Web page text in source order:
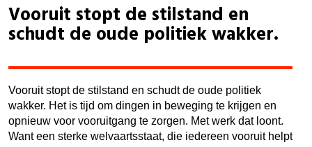
Vooruit stopt de stilstand en
schudt de oude politiek wakker.
Vooruit stopt de stilstand en schudt de oude politiek
wakker. Het is tijd om dingen in beweging te krijgen en
opnieuw voor vooruitgang te zorgen. Met werk dat loont.
Want een sterke welvaartsstaat, die iedereen vooruit helpt